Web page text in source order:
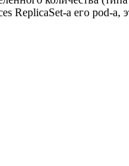
ReplicaSet-а его pod-a,